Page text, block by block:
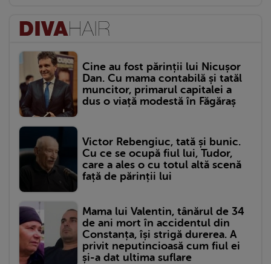
Cine au fost părinții lui Nicușor
Dan. Cu mama contabilă și tatăl
muncitor, primarul capitalei a
dus o viață modestă în Făgăraș
Victor Rebengiuc, tată și bunic.
Cu ce se ocupă fiul lui, Tudor,
care a ales o cu totul altă scenă
față de părinții lui
Mama lui Valentin, tânărul de 34
de ani mort în accidentul din
Constanța, își strigă durerea. A
privit neputincioasă cum fiul ei
și-a dat ultima suflare